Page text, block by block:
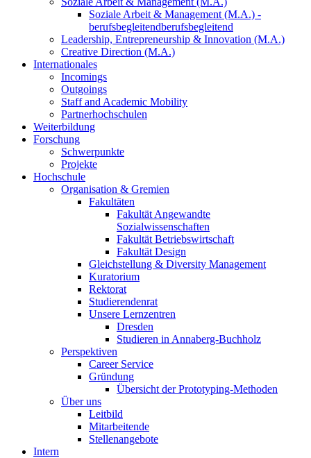
Soziale Arbeit & Management (M.A.) -
berufsbegleitendberufsbegleitend
Leadership, Entrepreneurship & Innovation (M.A.)
Creative Direction (M.A.)
Internationales
Incomings
Outgoings
Staff and Academic Mobility
Partnerhochschulen
Weiterbildung
Forschung
Schwerpunkte
Projekte
Hochschule
Organisation & Gremien
Fakultäten
Fakultät Angewandte
Sozialwissenschaften
Fakultät Betriebswirtschaft
Fakultät Design
Gleichstellung & Diversity Management
Kuratorium
Rektorat
Studierendenrat
Unsere Lernzentren
Dresden
Studieren in Annaberg-Buchholz
Perspektiven
Career Service
Gründung
Übersicht der Prototyping-Methoden
Über uns
Leitbild
Mitarbeitende
Stellenangebote
Intern